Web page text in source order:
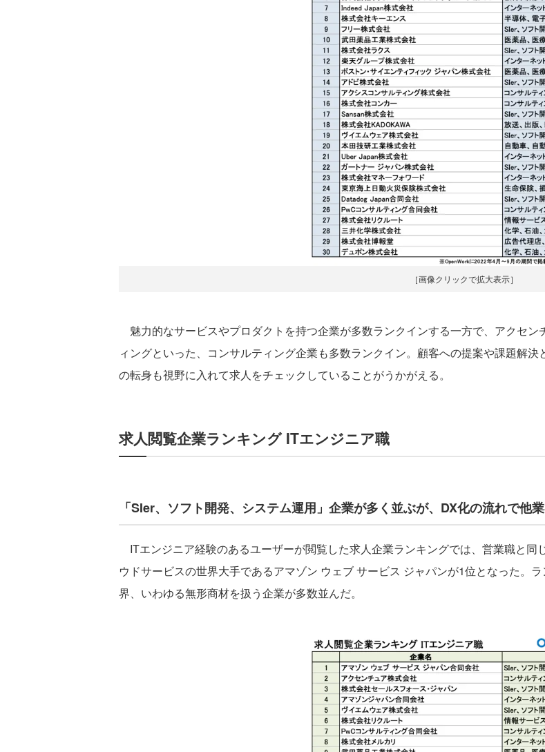
［画像クリックで拡大表示］
魅力的なサービスやプロダクトを持つ企業が多数ランクインする一方で、アクセ
ィングといった、コンサルティング企業も多数ランクイン。顧客への提案や課題解
の転身も視野に入れて求人をチェックしていることがうかがえる。
求人閲覧企業ランキング ITエンジニア職
「SIer、ソフト開発、システム運用」企業が多く並ぶが、DX化の流れで他
ITエンジニア経験のあるユーザーが閲覧した求人企業ランキングでは、営業職と同
ウドサービスの世界大手であるアマゾン ウェブ サービス ジャパンが1位となった。
界、いわゆる無形商材を扱う企業が多数並んだ。